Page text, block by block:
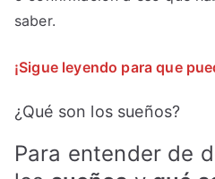
saber.
¡Sigue leyendo para que
¿Qué son los sueños?
Para entender de